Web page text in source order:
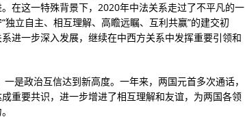
在这一特殊背景下，2020年中法关系走过了不平凡的一
立自主、相互理解、高瞻远瞩、互利共赢”的建交初
进一步深入发展，继续在中西方关系中发挥重要引领和
是政治互信达到新高度。一年来，两国元首多次通话，
重要共识，进一步增进了相互理解和友谊，为两国各领